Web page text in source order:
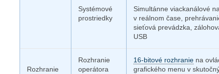
Systémové
prostriedky
Simultánne viackanálové
v reálnom čase,
sieťová prevádzka,
USB
Rozhranie
Rozhranie
operátora
16-bitové rozhranie na
grafického menu v